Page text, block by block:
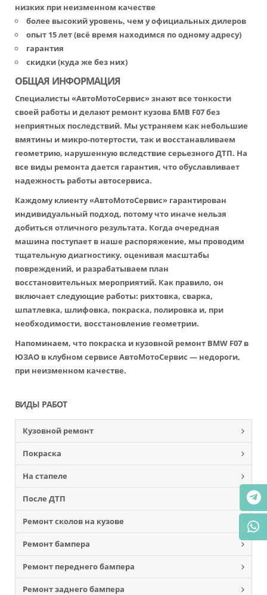
низких при неизменном качестве
более высокий уровень, чем у официальных дилеров
опыт 15 лет (всё время находимся по одному адресу)
гарантия
скидки (куда же без них)
ОБЩАЯ ИНФОРМАЦИЯ
Специалисты «АвтоМотоСервис» знают все тонкости
своей работы и делают ремонт кузова БМВ F07 без
неприятных последствий. Мы устраняем как небольшие
вмятины и микро-потертости, так и восстанавливаем
геометрию, нарушенную вследствие серьезного ДТП. На
все виды ремонта дается гарантия, что обуславливает
надежность работы автосервиса.
Каждому клиенту «АвтоМотоСервис» гарантирован
индивидуальный подход, потому что иначе нельзя
добиться отличного результата. Когда очередная
машина поступает в наше распоряжение, мы проводим
тщательную диагностику, оценивая масштабы
повреждений, и разрабатываем план
восстановительных мероприятий. Как правило, он
включает следующие работы: рихтовка, сварка,
шпатлевка, шлифовка, покраска, полировка и, при
необходимости, восстановление геометрии.
Напоминаем, что покраска и кузовной ремонт BMW F07 в
ЮЗАО в клубном сервисе АвтоМотоСервис — недороги,
при неизменном качестве.
ВИДЫ РАБОТ
Кузовной ремонт
Покраска
На стапеле
После ДТП
Ремонт сколов на кузове
Ремонт бампера
Ремонт переднего бампера
Ремонт заднего бампера